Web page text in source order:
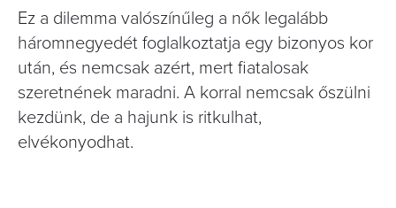
Ez a dilemma valószínűleg a nők legalább
háromnegyedét foglalkoztatja egy bizonyos kor
után, és nemcsak azért, mert fiatalosak
szeretnének maradni. A korral nemcsak őszülni
kezdünk, de a hajunk is ritkulhat,
elvékonyodhat.